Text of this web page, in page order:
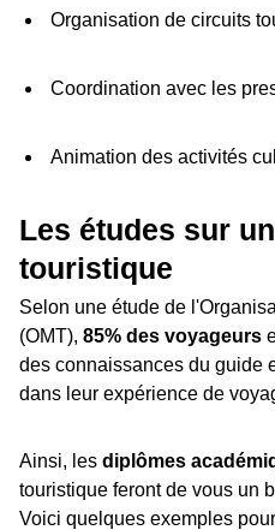
Organisation de circuits
Coordination avec les
Animation des activités
Les études sur
touristique
Selon une étude de
(OMT), 85% des voyageurs
des connaissances du guide
dans leur expérience de
Ainsi, les diplômes
touristique feront de vous un
Voici quelques exemples